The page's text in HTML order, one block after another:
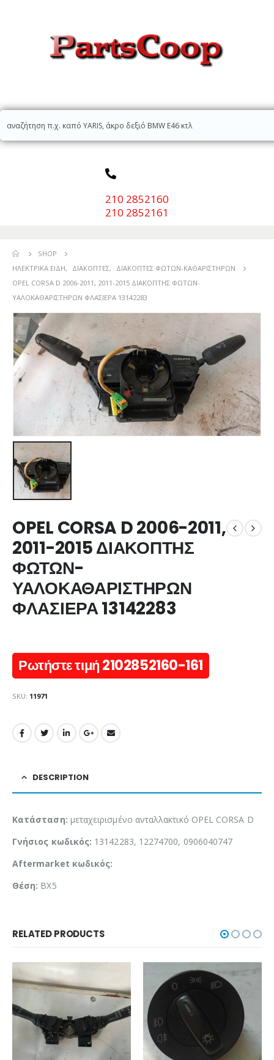
210 2852160
210 2852161
SHOP
ΗΛΕΚΤΡΙΚΆ ΕΊΔΗ, ΔΙΑΚΌΠΤΕΣ,
ΔΙΑΚΌΠΤΕΣ ΦΏΤΩΝ-ΚΑΘΑΡΙΣΤΉΡΩΝ
OPEL CORSA D 2006-2011, 2011-2015 ΔΙΑΚΟΠΤΗΣ ΦΩΤΩΝ-
ΥΑΛΟΚΑΘΑΡΙΣΤΗΡΩΝ ΦΛΑΣΙΕΡΑ 13142283
OPEL CORSA D 2006-2011,
2011-2015 ΔΙΑΚΟΠΤΗΣ
ΦΩΤΩΝ-
ΥΑΛΟΚΑΘΑΡΙΣΤΗΡΩΝ
ΦΛΑΣΙΕΡΑ 13142283
Ρωτήστε τιμή 2102852160-161
SKU: 11971
DESCRIPTION
Κατάσταση: μεταχειρισμένο ανταλλακτικό OPEL CORSA D
Γνήσιος κωδικός: 13142283, 12274700, 0906040747
Aftermarket κωδικός:
Θέση: BX5
RELATED PRODUCTS